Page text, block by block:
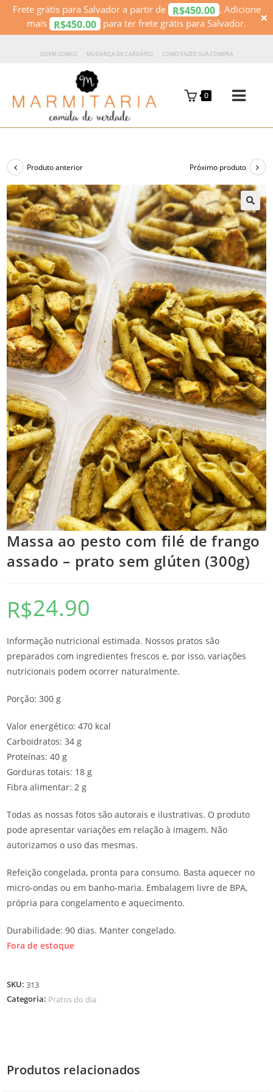
QUEM SOMOS MUDANÇA DE CARDÁPIO COMO FAZER SUA COMPRA
0
Produto anterior Próximo produto
Massa ao pesto com filé de frango
assado – prato sem glúten (300g)
R$24.90
Informação nutricional estimada. Nossos pratos são
preparados com ingredientes frescos e, por isso, variações
nutricionais podem ocorrer naturalmente.
Porção: 300 g
Valor energético: 470 kcal
Carboidratos: 34 g
Proteínas: 40 g
Gorduras totais: 18 g
Fibra alimentar: 2 g
Todas as nossas fotos são autorais e ilustrativas. O produto
pode apresentar variações em relação à imagem. Não
autorizamos o uso das mesmas.
Refeição congelada, pronta para consumo. Basta aquecer no
micro-ondas ou em banho-maria. Embalagem livre de BPA,
própria para congelamento e aquecimento.
Durabilidade: 90 dias. Manter congelado.
Fora de estoque
SKU:313
Categoria: Pratos do dia
Produtos relacionados
Frete grátis para Salvador a partir de R$450.00 . Adicione
mais R$450.00 para ter frete grátis para Salvador. ×